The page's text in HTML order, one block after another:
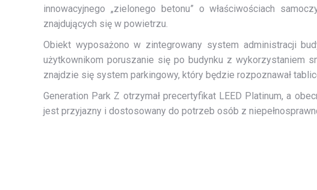
innowacyjnego „zielonego betonu” o właściwościach
znajdujących się w powietrzu.
Obiekt wyposażono w zintegrowany system administracji
użytkownikom poruszanie się po budynku z wykorzystaniem
znajdzie się system parkingowy, który będzie rozpoz­na­wał
Generation Park Z otrzymał precertyfikat LEED Platinum, a
jest przyjazny i dostosowany do potrzeb osób z